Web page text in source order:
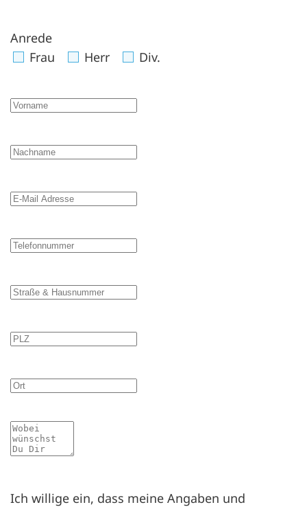
Anrede
Frau
Herr Div.
Vorname
Nachname
E-Mail Adresse
Telefonnummer
Straße & Hausnummer
PLZ
Ort
Mitteilung
Ich willige ein, dass meine Angaben und